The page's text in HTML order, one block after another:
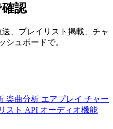
認
、プレイリスト掲載、チャ
ュボードで。
楽曲分析 エアプレイ チャー
スト API オーディオ機能